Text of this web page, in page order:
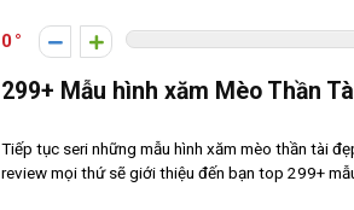
0
299+ Mẫu hình xăm Mèo Thần
Tiếp tục seri những mẫu hình xăm mèo thần tài
review mọi thứ sẽ giới thiệu đến bạn top 299+ mẫu